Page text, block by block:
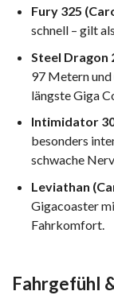
Fury 325
schnell – gilt
Steel Dragon
97 Metern
längste Giga
Intimidator
besonders
schwache
Leviathan
Gigacoaster
Fahrkomfort.
Fahrgefühl